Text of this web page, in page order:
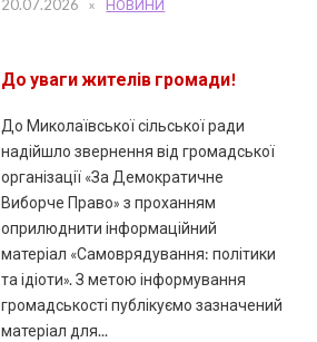
20.07.2026
НОВИНИ
До уваги жителів громади!
До Миколаївської сільської ради
надійшло звернення від громадської
організації «За Демократичне
Виборче Право» з проханням
оприлюднити інформаційний
матеріал «Самоврядування: політики
та ідіоти». З метою інформування
громадськості публікуємо зазначений
матеріал для...